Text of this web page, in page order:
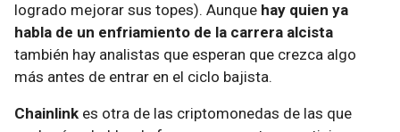
logrado mejorar sus topes). Aunque hay quien ya
habla de un enfriamiento de la carrera alcista
también hay analistas que esperan que crezca algo
más antes de entrar en el ciclo bajista.
Chainlink es otra de las criptomonedas de las que